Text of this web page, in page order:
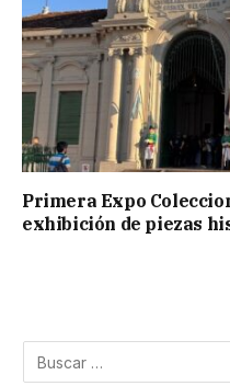
Primera Expo
exhibición de piezas